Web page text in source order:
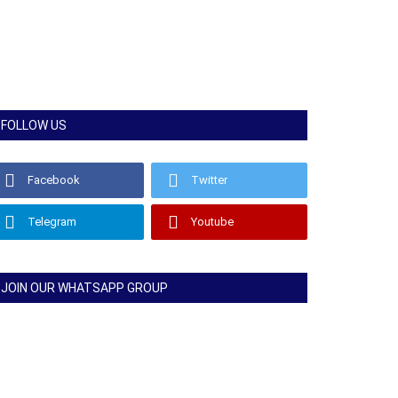
FOLLOW US
Facebook Twitter
Telegram Youtube
JOIN OUR WHATSAPP GROUP